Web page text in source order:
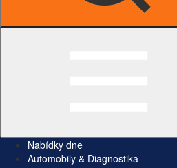
Nabídky dne
Automobily & Diagnostika